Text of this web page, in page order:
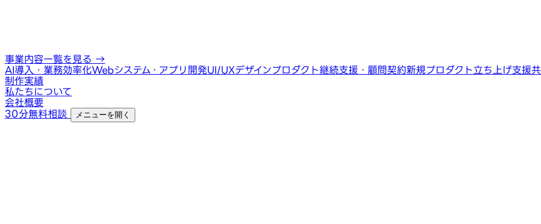
事業内容一覧を見る →
AI導入・業務効率化Webシステム・アプリ開発UI/UXデザインプロダクト継続支援・顧問契約新規プロダクト立ち上げ支援
制作実績
私たちについて
会社概要
30分無料相談
メニューを開く